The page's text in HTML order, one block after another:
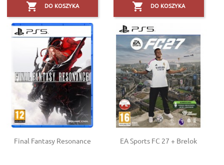
 DO KOSZYKA  DO KOSZYKA
Final Fantasy Resonance EA Sports FC 27 + Brelok